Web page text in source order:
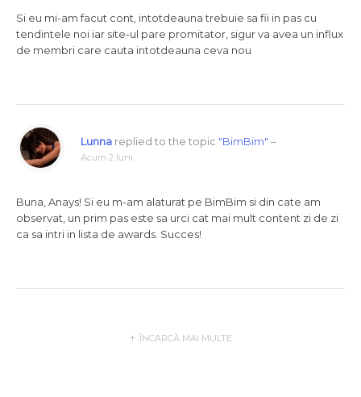
Si eu mi-am facut cont, intotdeauna trebuie sa fii in pas cu
tendintele noi iar site-ul pare promitator, sigur va avea un influx
de membri care cauta intotdeauna ceva nou
Lunna replied to the topic "BimBim" –
Acum 2 luni
Buna, Anays! Si eu m-am alaturat pe BimBim si din cate am
observat, un prim pas este sa urci cat mai mult content zi de zi
ca sa intri in lista de awards. Succes!
ÎNCARCĂ MAI MULTE